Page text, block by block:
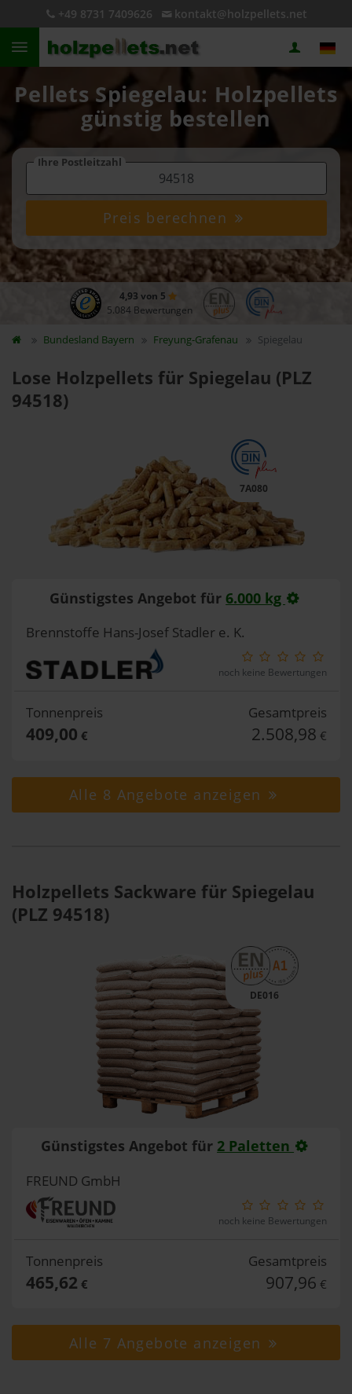
+49 8731 7409626 kontakt@holzpellets.net
Pellets Spiegelau: Holzpellets
günstig bestellen
Ihre Postleitzahl
Preis berechnen
4,93 von 5
5.084 Bewertungen
Bundesland Bayern Freyung-Grafenau Spiegelau
Lose Holzpellets für Spiegelau (PLZ
94518)
7A080
Günstigstes Angebot für 6.000 kg
Brennstoffe Hans-Josef Stadler e. K.
noch keine Bewertungen
Tonnenpreis
409,00 €
Gesamtpreis
2.508,98 €
Alle 8 Angebote anzeigen
Holzpellets Sackware für Spiegelau
(PLZ 94518)
DE016
Günstigstes Angebot für 2 Paletten
FREUND GmbH
noch keine Bewertungen
Tonnenpreis
465,62 €
Gesamtpreis
907,96 €
Alle 7 Angebote anzeigen